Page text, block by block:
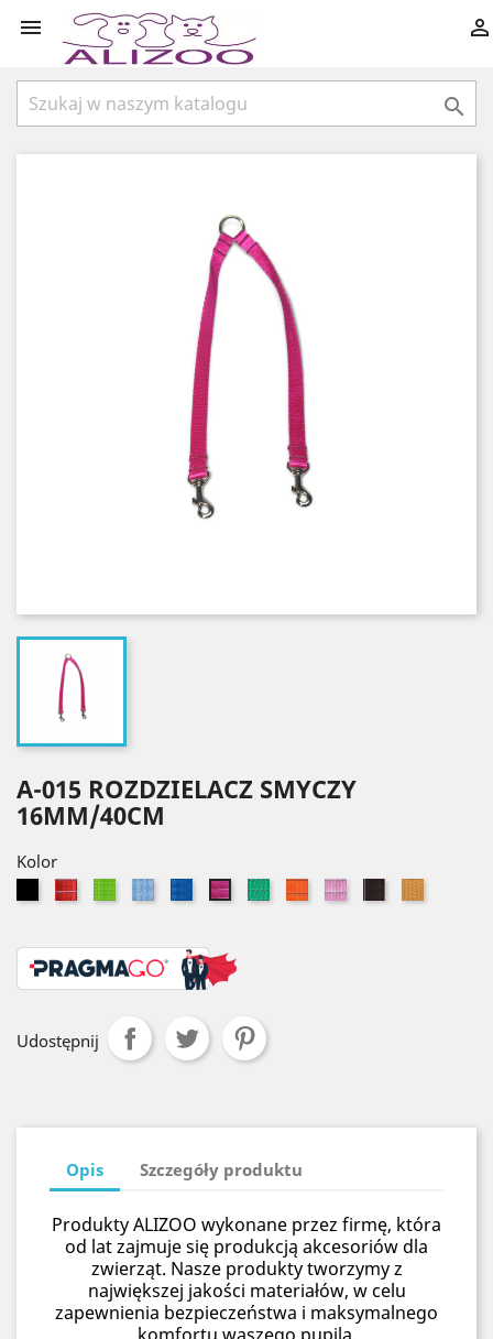
 

A-015 ROZDZIELACZ SMYCZY
16MM/40CM
Kolor
CzarnyCzerwonySeledynowy
BłękitnyNiebieski
RóżowyZielonyPomarańczowy
Jasny
Brązowy
Udostępnij
Opis Szczegóły produktu
Produkty ALIZOO wykonane przez firmę, która
od lat zajmuje się produkcją akcesoriów dla
zwierząt. Nasze produkty tworzymy z
największej jakości materiałów, w celu
zapewnienia bezpieczeństwa i maksymalnego